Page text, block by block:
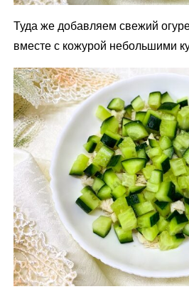
Туда же добавляем свежий
вместе с кожурой небольшими